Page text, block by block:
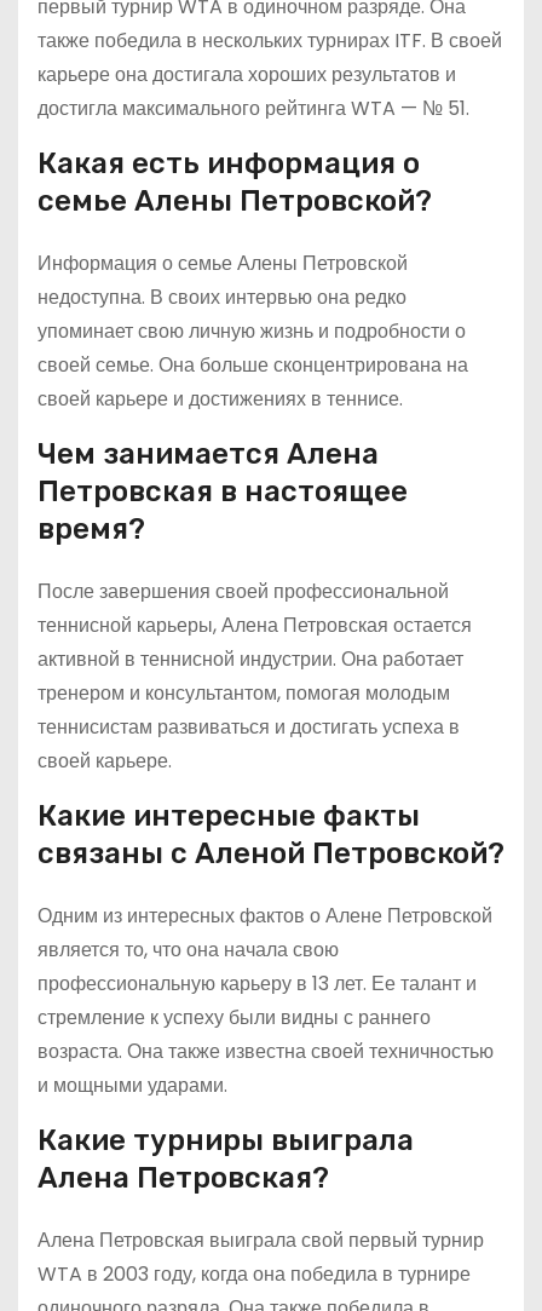
первый турнир WTA в одиночном разряде. Она
также победила в нескольких турнирах ITF. В своей
карьере она достигала хороших результатов и
достигла максимального рейтинга WTA — № 51.
Какая есть информация о
семье Алены Петровской?
Информация о семье Алены Петровской
недоступна. В своих интервью она редко
упоминает свою личную жизнь и подробности о
своей семье. Она больше сконцентрирована на
своей карьере и достижениях в теннисе.
Чем занимается Алена
Петровская в настоящее
время?
После завершения своей профессиональной
теннисной карьеры, Алена Петровская остается
активной в теннисной индустрии. Она работает
тренером и консультантом, помогая молодым
теннисистам развиваться и достигать успеха в
своей карьере.
Какие интересные факты
связаны с Аленой Петровской?
Одним из интересных фактов о Алене Петровской
является то, что она начала свою
профессиональную карьеру в 13 лет. Ее талант и
стремление к успеху были видны с раннего
возраста. Она также известна своей техничностью
и мощными ударами.
Какие турниры выиграла
Алена Петровская?
Алена Петровская выиграла свой первый турнир
WTA в 2003 году, когда она победила в турнире